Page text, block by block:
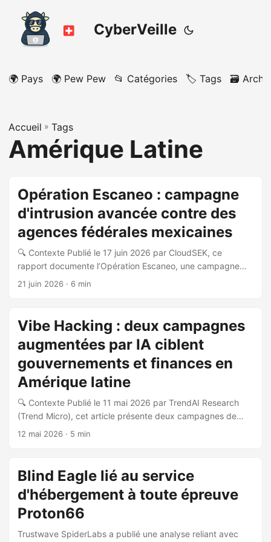
CyberVeille
🌍 Pays 🌍 Pew Pew 📂 Catégories 🏷️ Tags 🗃️
Accueil » Tags
Amérique Latine
Opération Escaneo : campagne
d'intrusion avancée contre des
agences fédérales mexicaines
🔍 Contexte Publié le 17 juin 2026 par CloudSEK, ce
rapport documente l’Opération Escaneo, une campagne
d’intrusion coordonnée et multi-étapes découverte lors
permis de cartographier l’ensemble des capacités
offensives du groupe. 🎯 Attribution et ciblage La
campagne est attribuée avec une confiance moyenne au
groupe MexicanMafia aka PanchoVilla, un acteur connu
pour des attaques antérieures contre des institutions
mexicaines (2024). Les secteurs ciblés incluent : ...
21 juin 2026 · 6 min
Vibe Hacking : deux campagnes
augmentées par IA ciblent
gouvernements et finances en
Amérique latine
🔍 Contexte Publié le 11 mai 2026 par TrendAI Research
(Trend Micro), cet article présente deux campagnes de
cyberattaques émergentes exploitant des agents IA
financières en Amérique latine. 🎯 Campagne SHADOW-
AETHER-040 Active depuis fin 2025, cette campagne a
ciblé principalement des entités gouvernementales
mexicaines (6 compromises entre le 27 décembre 2025 et
le 4 janvier 2026), ainsi que des organisations des secteurs
financier, aérien et retail en Amérique latine. ...
12 mai 2026 · 5 min
Blind Eagle lié au service
d'hébergement à toute épreuve
Proton66
Trustwave SpiderLabs a publié une analyse reliant avec